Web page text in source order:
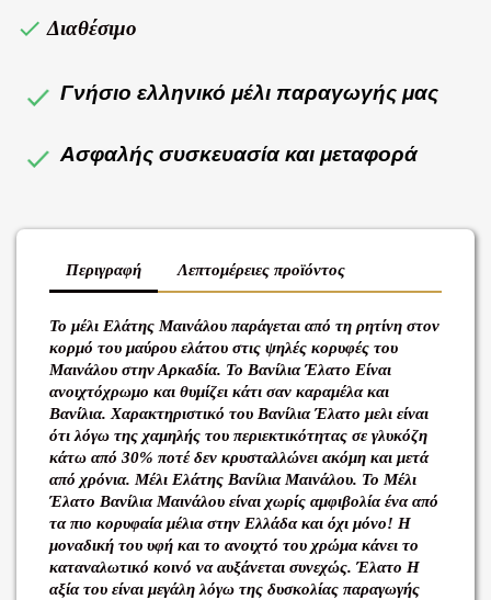
 Διαθέσιμο
Γνήσιο ελληνικό μέλι παραγωγής μας
Ασφαλής συσκευασία και μεταφορά
Περιγραφή Λεπτομέρειες προϊόντος
Το μέλι Ελάτης Μαινάλου παράγεται από τη ρητίνη στον
κορμό του μαύρου ελάτου στις ψηλές κορυφές του
Μαινάλου στην Αρκαδία. Το Βανίλια Έλατο Είναι
ανοιχτόχρωμο και θυμίζει κάτι σαν καραμέλα και
Βανίλια. Χαρακτηριστικό του Βανίλια Έλατο μελι είναι
ότι λόγω της χαμηλής του περιεκτικότητας σε γλυκόζη
κάτω από 30% ποτέ δεν κρυσταλλώνει ακόμη και μετά
από χρόνια. Μέλι Ελάτης Βανίλια Μαινάλου. Το Μέλι
Έλατο Βανίλια Μαινάλου είναι χωρίς αμφιβολία ένα από
τα πιο κορυφαία μέλια στην Ελλάδα και όχι μόνο! Η
μοναδική του υφή και το ανοιχτό του χρώμα κάνει το
καταναλωτικό κοινό να αυξάνεται συνεχώς. Έλατο Η
αξία του είναι μεγάλη λόγω της δυσκολίας παραγωγής